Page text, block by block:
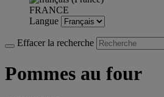
FRANCE
Langue
Effacer la recherche
Pommes au four